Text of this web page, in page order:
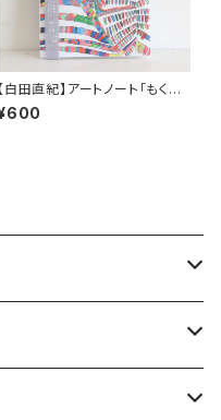
【白田直紀】アートノート「もくれ
」